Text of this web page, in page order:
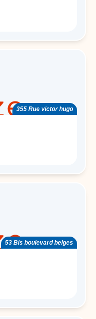
355 Rue victor hugo
53 Bis boulevard belges